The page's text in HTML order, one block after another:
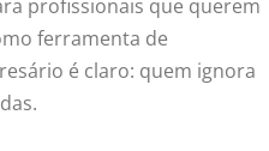
profissionais que querem
ferramenta de
é claro: quem ignora